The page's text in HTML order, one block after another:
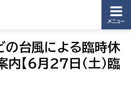
メニュー
の台風による臨時休
内【6月27日(土)臨